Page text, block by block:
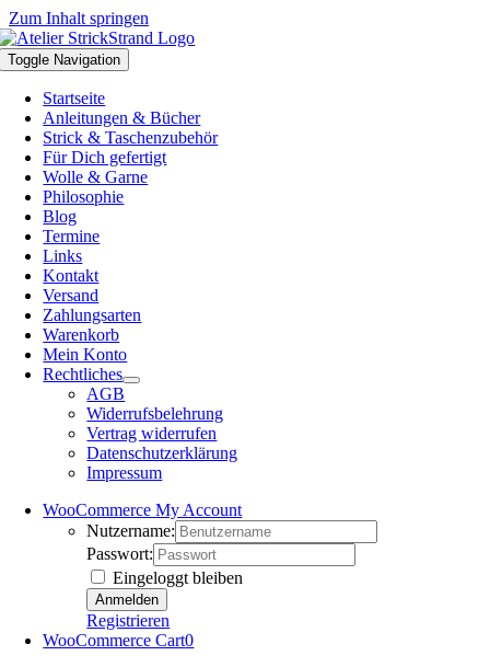
Zum Inhalt springen
Toggle Navigation
Startseite
Anleitungen & Bücher
Strick & Taschenzubehör
Für Dich gefertigt
Wolle & Garne
Philosophie
Blog
Termine
Links
Kontakt
Versand
Zahlungsarten
Warenkorb
Mein Konto
Rechtliches
AGB
Widerrufsbelehrung
Vertrag widerrufen
Datenschutzerklärung
Impressum
WooCommerce My Account
Nutzername:
Passwort:
Eingeloggt bleiben
Registrieren
WooCommerce Cart0